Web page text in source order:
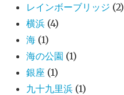
レインボーブリッジ (2)
横浜 (4)
海 (1)
海の公園 (1)
銀座 (1)
九十九里浜 (1)